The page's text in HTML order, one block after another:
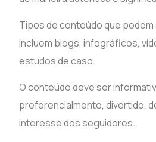
Tipos de conteúdo que
incluem blogs, infográficos,
estudos de caso.
O conteúdo deve ser
preferencialmente, divertido,
interesse dos seguidores.